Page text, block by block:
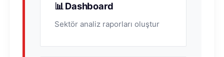
📊 Dashboard
Sektör analiz raporları oluştur